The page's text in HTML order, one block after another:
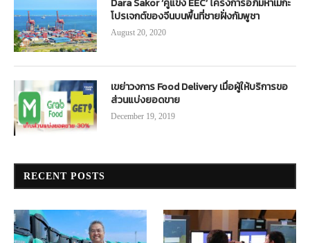
โปรเจกต์ของจีนบนพื้นที่ชายฝั่งกัมพูชา
August 20, 2020
เขย่าวงการ Food Delivery เมื่อผู้ให้บริการขอ
ส่วนแบ่งยอดขาย
December 19, 2019
RECENT POSTS